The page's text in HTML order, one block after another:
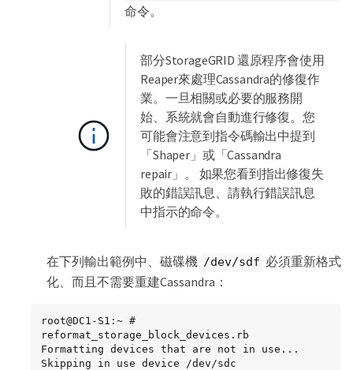
命令。
部分StorageGRID 還原程序會使用
Reaper來處理Cassandra的修復作
業。一旦相關或必要的服務開
始、系統就會自動進行修復。您
可能會注意到指令碼輸出中提到
「Shaper」或「Cassandra
repair」。 如果您看到指出修復失
敗的錯誤訊息、請執行錯誤訊息
中指示的命令。
在下列輸出範例中、磁碟機 /dev/sdf 必須重新格式
化、而且不需要重建Cassandra：
root@DC1-S1:~ #
reformat_storage_block_devices.rb
Formatting devices that are not in use...
Skipping in use device /dev/sdc